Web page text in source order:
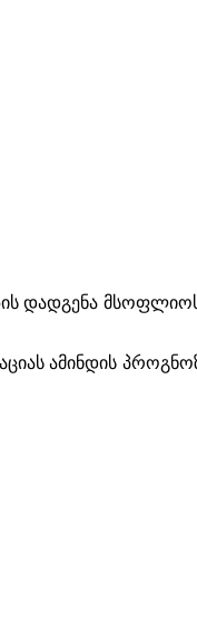
დადგენა მსოფლიოს
ამინდის